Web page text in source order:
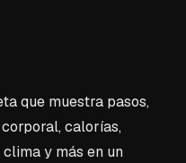
que muestra pasos,
calorías,
y más en un